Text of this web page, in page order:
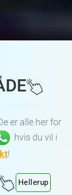
er alle her for
hvis du vil i
!
Hellerup